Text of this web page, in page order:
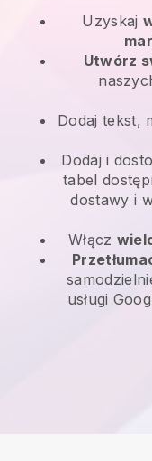
Uzyskaj
Utwórz
Dodaj tekst,
Dodaj i
tabel
dostawy i
Włącz
usługi